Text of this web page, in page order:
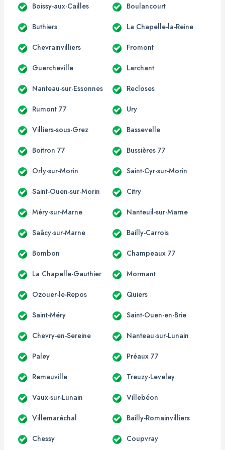
Boissy-aux-Cailles Boulancourt
Buthiers La Chapelle-la-Reine
Chevrainvilliers Fromont
Guercheville Larchant
Nanteau-sur-Essonnes Recloses
Rumont 77 Ury
Villiers-sous-Grez Bassevelle
Boitron 77 Bussières 77
Orly-sur-Morin Saint-Cyr-sur-Morin
Saint-Ouen-sur-Morin Citry
Méry-sur-Marne Nanteuil-sur-Marne
Saâcy-sur-Marne Bailly-Carrois
Bombon Champeaux 77
La Chapelle-Gauthier Mormant
Ozouer-le-Repos Quiers
Saint-Méry Saint-Ouen-en-Brie
Chevry-en-Sereine Nanteau-sur-Lunain
Paley Préaux 77
Remauville Treuzy-Levelay
Vaux-sur-Lunain Villebéon
Villemaréchal Bailly-Romainvilliers
Chessy Coupvray